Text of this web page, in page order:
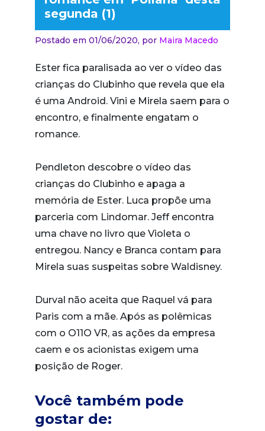
segunda (1)
Postado em 01/06/2020, por Maira Macedo
Ester fica paralisada ao ver o vídeo das
crianças do Clubinho que revela que ela
é uma Android. Vini e Mirela saem para o
encontro, e finalmente engatam o
romance.
Pendleton descobre o vídeo das
crianças do Clubinho e apaga a
memória de Ester. Luca propõe uma
parceria com Lindomar. Jeff encontra
uma chave no livro que Violeta o
entregou. Nancy e Branca contam para
Mirela suas suspeitas sobre Waldisney.
Durval não aceita que Raquel vá para
Paris com a mãe. Após as polêmicas
com o O11O VR, as ações da empresa
caem e os acionistas exigem uma
posição de Roger.
Você também pode
gostar de: